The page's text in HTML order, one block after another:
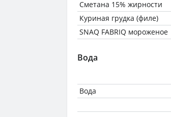
Сметана 15% жирности
Куриная грудка (филе)
SNAQ FABRIQ мороженое
Вода
Вода